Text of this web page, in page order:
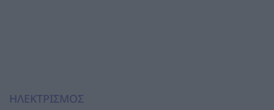
ΗΛΕΚΤΡΙΣΜΟΣ